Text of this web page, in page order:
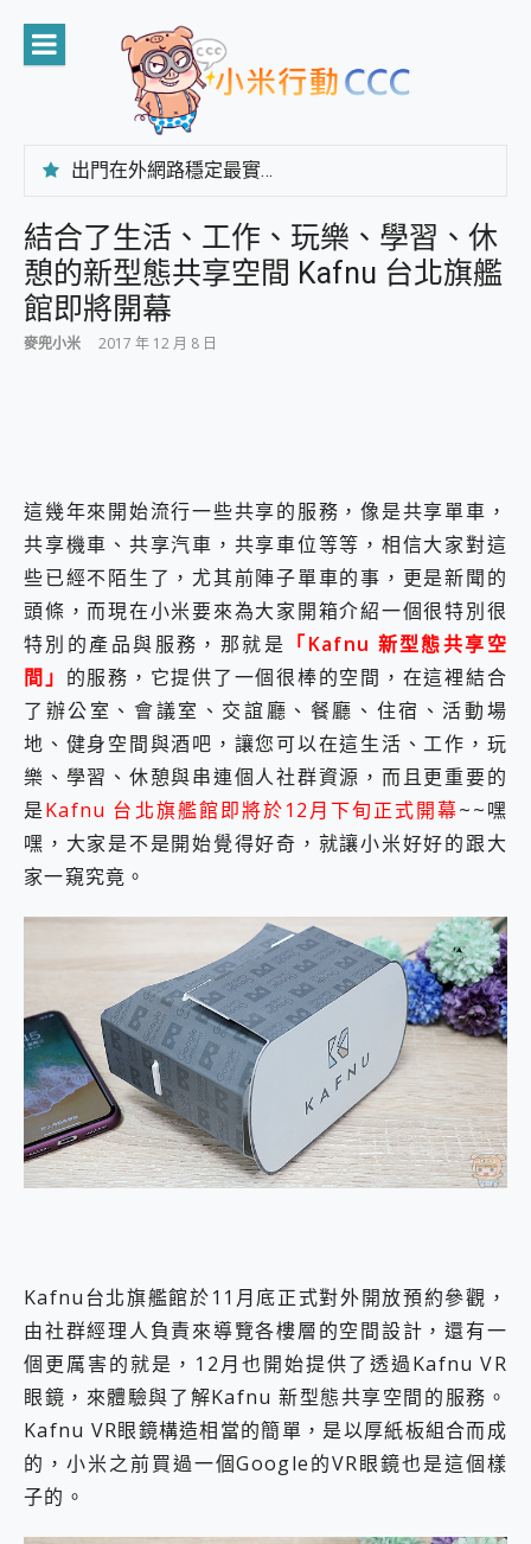
content
出門在外網路穩定最實在 「台灣大哥大」榮獲 4G/5G 在線率全球 NO.3 全台第一與全台六冠王實測心得，走到哪順到哪！
CP 值天花板~ Bongcom BS5 足球君開箱~ 短焦投影機 3千元就能擁有！ 折扣碼在這～
專為 PC上的 XBOX和掌機設計的 FireCuda X1070 SSD 固態硬碟開箱 評測
台灣製攝影機在這裡，100%全無線設計 SpotCam Solo Eco 太陽能防水雲端攝影機 SpotCam Solo 3 2.5K高畫質戶外攝影機 開箱 評測
小朋友才做選擇 投影機 RGB藍牙音響 氛圍情境燈 我通通都要！ Starfish 2 幻彩膠囊投影機｜結合「 智慧投影 & 煥彩流動 」的沈浸式生活新體驗
外型超吸晴~ 給您絕佳操控體驗 GravaStar Mercury K1 系列 異星機械鍵盤與 Mercury X 系列 輕量無線電競滑鼠 開箱 評測
開箱~變身「蜘蛛人」椅子軍師！MSI MPG 491CQP QD-OLED 超寬曲面電競螢幕，多工辦公、爽度滿滿的終極桌面體驗
iPhone 17 系列 有認證的防護來囉！ imos 首家導入 UL MCV 行銷宣告驗證的手機配件品牌
DJI Osmo Pocket 3 爽爽帶回家 歡慶 EaseUS 21 週年到來，「Slogan 海報徵稿活動」好康大放送
小巧好吸不擋鏡頭 有Qi2認證的 ONPRO MagReact MXs2 5000mAh薄型磁吸無線急速行動電源 開箱 評測
會走動的冷暖氣 SONY REON POCKET PRO 穿戴式智慧冷暖調溫裝置 開箱 評測
寶可夢飛人外掛iToolab AnyGo全新升級，GO Fest 五折優惠嗨翻天！支援 iOS/Android！
百倍變焦實測~ vivo X200 Pro 與 S25 Ultra 誰能滿足全場景拍攝需求？
超好用的 PLAUD NotePin AI 智慧錄音膠囊~ 您的AI 秘書已上線 每月免費送你 300分鐘轉寫
COMPUTEX 2025 來囉！AGI亞奇雷 AI・Gaming・創作儲存方案登場，趕快來AGI亞奇雷挑戰任務抽 PS5！
自帶線的 有線無線都能充 ONPRO MagReact M5 10000mAh 5合1 磁吸無線急速行動電源 開箱 評測
飛利浦 JS7310 ⚡【電急便｜行動儲能救車電源】 可靠的旅行夥伴！帶給您優異的安全性與強大供電效能
是螢幕也是電視! 一機超多用途「MSI微星 Modern MD272UPSW 27型」 4K IPS 輕薄商用智慧聯網螢幕 開箱 評測
iPhone、Apple Watch、AirPods耳機 三個設備充電一起搞定 ONPRO MagReact™ M3 3 in 1可攜摺疊無線充電器 開箱 評測
動靜皆宜「HUAWEI FreeArc」開放式耳掛耳機，無感配戴! 超穩超服貼，音質、通話也很優質
好玩好拍 vivo V50 ~ 口袋裡的 Zeiss 潮流攝影棚!
25種洗烘模式一機搞定! Roborock 衣莉莎白 H1 Neo分子篩洗脫烘 AI 滾筒洗衣機
給 MSI Claw 系列電競掌機 最完美的家 MSI Nest Docking Station 掌機專屬擴充底座 開箱 評測
3 個超值 MHN 飛人工具分享~~ iToolab AnyGo 魔物獵人 Now飛人 ios教學 不出門也可以到處走
Locawhere AnyTo 寶可夢飛人 AnyTo 不出門也可以飛遍全世界
小體積 40000mAh 超大容量 一次充5個設備 充好充滿 CUKTECH 酷態科 300W 微型充電站 開箱 評測
Xiaomi 14 Ultra 開箱 評測~ 有深度的 Leica 影像旗艦手機! 加碼小旗艦 Xiaomi 14 開箱 評測
vivo TWS 3e 真無線藍牙耳機智慧降噪升級、音質明亮溫潤，並支援雙設備連接~
MSI Claw 掌機專屬配件包 來囉 完美保護 MSI Claw A1M-026TW 電競掌機
人像旗艦 vivo V30 系列 開箱 評測! 首搭蔡司光學鏡頭、攝影棚級柔光環、拍攝功能最好玩的美拍神機 vivo V30 Pro
多個願望一次滿足 超強散熱 微星 MSI Claw A1M-026TW 電競掌機 開箱 評測
一吸完美對位 擁有超強吸力與超好用的隱磁支架 O-ONE MAG 最會吸的行動電源 開箱 評測
Motorola edge 70 pro 及 moto g37 power上市，登錄在送飛利浦氣炸鍋
結合了生活、工作、玩樂、學習、休
憩的新型態共享空間 Kafnu 台北旗艦
館即將開幕
麥兜小米 2017 年 12 月 8 日
這幾年來開始流行一些共享的服務，像是共享單車，
共享機車、共享汽車，共享車位等等，相信大家對這
些已經不陌生了，尤其前陣子單車的事，更是新聞的
頭條，而現在小米要來為大家開箱介紹一個很特別很
特別的產品與服務，那就是 「Kafnu 新型態共享空
間」 的服務，它提供了一個很棒的空間，在這裡結合
了辦公室、會議室、交誼廳、餐廳、住宿、活動場
地、健身空間與酒吧，讓您可以在這生活、工作，玩
樂、學習、休憩與串連個人社群資源，而且更重要的
是Kafnu 台北旗艦館即將於12月下旬正式開幕~~嘿
嘿，大家是不是開始覺得好奇，就讓小米好好的跟大
家一窺究竟。
Kafnu台北旗艦館於11月底正式對外開放預約參觀，
由社群經理人負責來導覽各樓層的空間設計，還有一
個更厲害的就是，12月也開始提供了透過Kafnu VR
眼鏡，來體驗與了解Kafnu 新型態共享空間的服務。
Kafnu VR眼鏡構造相當的簡單，是以厚紙板組合而成
的，小米之前買過一個Google的VR眼鏡也是這個樣
子的。